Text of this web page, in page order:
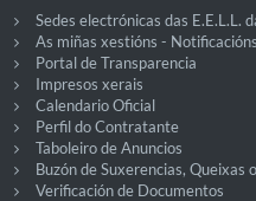
Sedes electrónicas das E.E.L.L.
As miñas xestións - Notificacións
Portal de Transparencia
Impresos xerais
Calendario Oficial
Perfil do Contratante
Taboleiro de Anuncios
Buzón de Suxerencias, Queixas
Verificación de Documentos